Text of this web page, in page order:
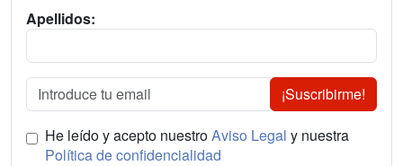
Apellidos:
¡Suscribirme!
He leído y acepto nuestroAviso Legal y nuestra
Política de confidencialidad